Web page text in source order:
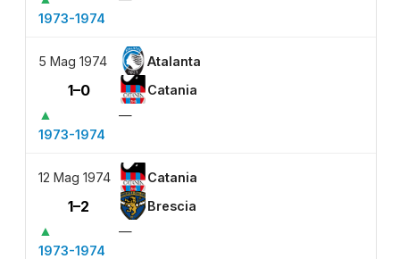
1973-1974
5 Mag 1974 Atalanta
1–0 Catania
▲
—
1973-1974
12 Mag 1974 Catania
1–2 Brescia
▲
—
1973-1974